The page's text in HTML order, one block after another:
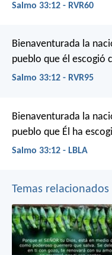
Salmo 33:12 - RVR60
Bienaventurada la
pueblo que él escogió
Salmo 33:12 - RVR95
Bienaventurada la
pueblo que Él ha
Salmo 33:12 - LBLA
Temas relacionados